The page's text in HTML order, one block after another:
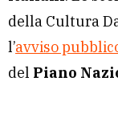
della Cultura
l’avviso
del Piano